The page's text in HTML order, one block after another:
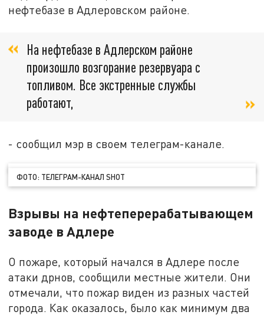
нефтебазе в Адлеровском районе.
На нефтебазе в Адлерском районе
произошло возгорание резервуара с
топливом. Все экстренные службы
работают,
- сообщил мэр в своем телеграм-канале.
ФОТО: ТЕЛЕГРАМ-КАНАЛ SHOT
Взрывы на нефтеперерабатывающем
заводе в Адлере
О пожаре, который начался в Адлере после
атаки дрнов, сообщили местные жители. Они
отмечали, что пожар виден из разных частей
города. Как оказалось, было как минимум два